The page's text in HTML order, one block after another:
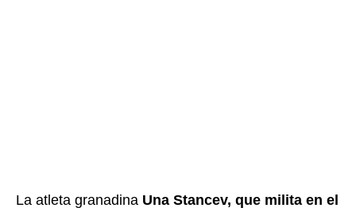
La atleta granadina Una Stancev, que milita en el